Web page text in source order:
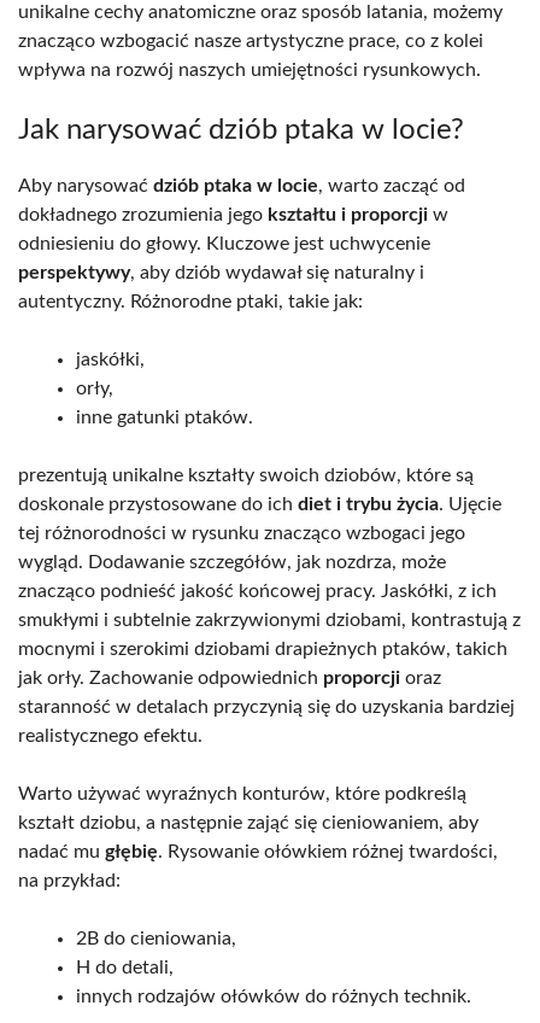
unikalne cechy anatomiczne oraz sposób latania, możemy
znacząco wzbogacić nasze artystyczne prace, co z kolei
wpływa na rozwój naszych umiejętności rysunkowych.
Jak narysować dziób ptaka w locie?
Aby narysować dziób ptaka w locie, warto zacząć od
dokładnego zrozumienia jego kształtu i proporcji w
odniesieniu do głowy. Kluczowe jest uchwycenie
perspektywy, aby dziób wydawał się naturalny i
autentyczny. Różnorodne ptaki, takie jak:
jaskółki,
orły,
inne gatunki ptaków.
prezentują unikalne kształty swoich dziobów, które są
doskonale przystosowane do ich diet i trybu życia. Ujęcie
tej różnorodności w rysunku znacząco wzbogaci jego
wygląd. Dodawanie szczegółów, jak nozdrza, może
znacząco podnieść jakość końcowej pracy. Jaskółki, z ich
smukłymi i subtelnie zakrzywionymi dziobami, kontrastują z
mocnymi i szerokimi dziobami drapieżnych ptaków, takich
jak orły. Zachowanie odpowiednich proporcji oraz
staranność w detalach przyczynią się do uzyskania bardziej
realistycznego efektu.
Warto używać wyraźnych konturów, które podkreślą
kształt dziobu, a następnie zająć się cieniowaniem, aby
nadać mu głębię. Rysowanie ołówkiem różnej twardości,
na przykład:
2B do cieniowania,
H do detali,
innych rodzajów ołówków do różnych technik.